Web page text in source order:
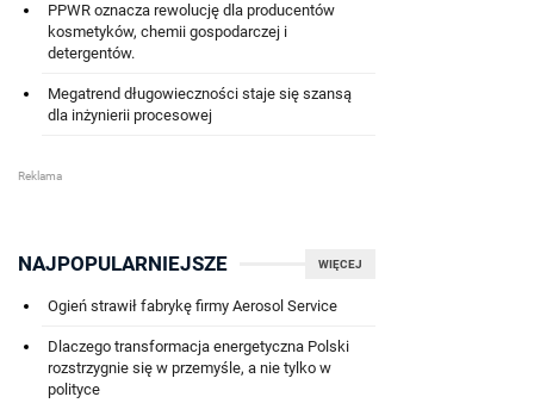
PPWR oznacza rewolucję dla producentów
kosmetyków, chemii gospodarczej i
detergentów.
Megatrend długowieczności staje się szansą
dla inżynierii procesowej
WIĘCEJ
NAJPOPULARNIEJSZE
Ogień strawił fabrykę firmy Aerosol Service
Dlaczego transformacja energetyczna Polski
rozstrzygnie się w przemyśle, a nie tylko w
polityce